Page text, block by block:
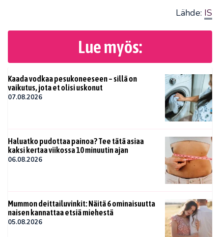
Lähde: IS
Lue myös:
Kaada vodkaa pesukoneeseen – sillä on
vaikutus, jota et olisi uskonut
07.08.2026
Haluatko pudottaa painoa? Tee tätä asiaa
kaksi kertaa viikossa 10 minuutin ajan
06.08.2026
Mummon deittailuvinkit: Näitä 6 ominaisuutta
naisen kannattaa etsiä miehestä
05.08.2026